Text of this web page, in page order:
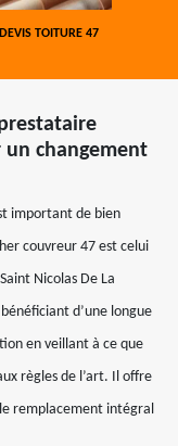
DEVIS TOITURE 47
changement
important de bien
couvreur 47 est celui
Nicolas De La
d’une longue
en veillant à ce que
règles de l’art. Il offre
remplacement intégral